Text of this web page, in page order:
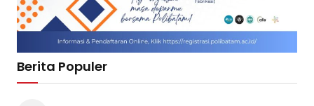
Berita Populer